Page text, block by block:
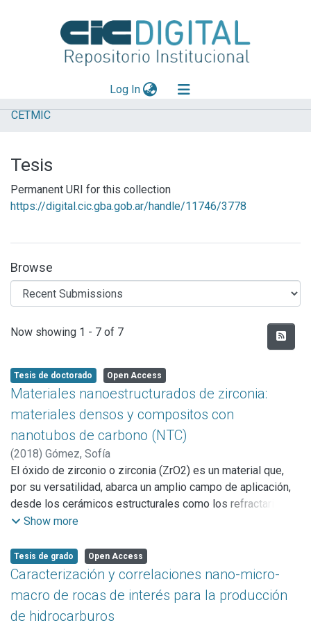
Log In(current)
Explorar
Aportar material
Statistics
CETMIC
Tesis
Permanent URI for this collection
https://digital.cic.gba.gob.ar/handle/11746/3778
Browse
Recent Submissions
Now showing 1 - 7 of 7
Tesis de doctorado Open Access
Materiales nanoestructurados de zirconia:
materiales densos y compositos con
nanotubos de carbono (NTC)
(2018) Gómez, Sofía
El óxido de zirconio o zirconia (ZrO2) es un material que,
por su versatilidad, abarca un amplio campo de aplicación,
desde los cerámicos estructurales como los refractarios; a
los biomateriales y las celdas de combustibles como
debe a que presenta diferentes estructuras cristalinas y
cada una de ellas tiene propiedades propias que se
diferencian de las demás. Al dopar la zirconia con 8 mol%
de ytria, esta desarrolla una estructura cúbica a temperatura
Show more
Tesis de grado Open Access
Caracterización y correlaciones nano-micro-
macro de rocas de interés para la producción
de hidrocarburos